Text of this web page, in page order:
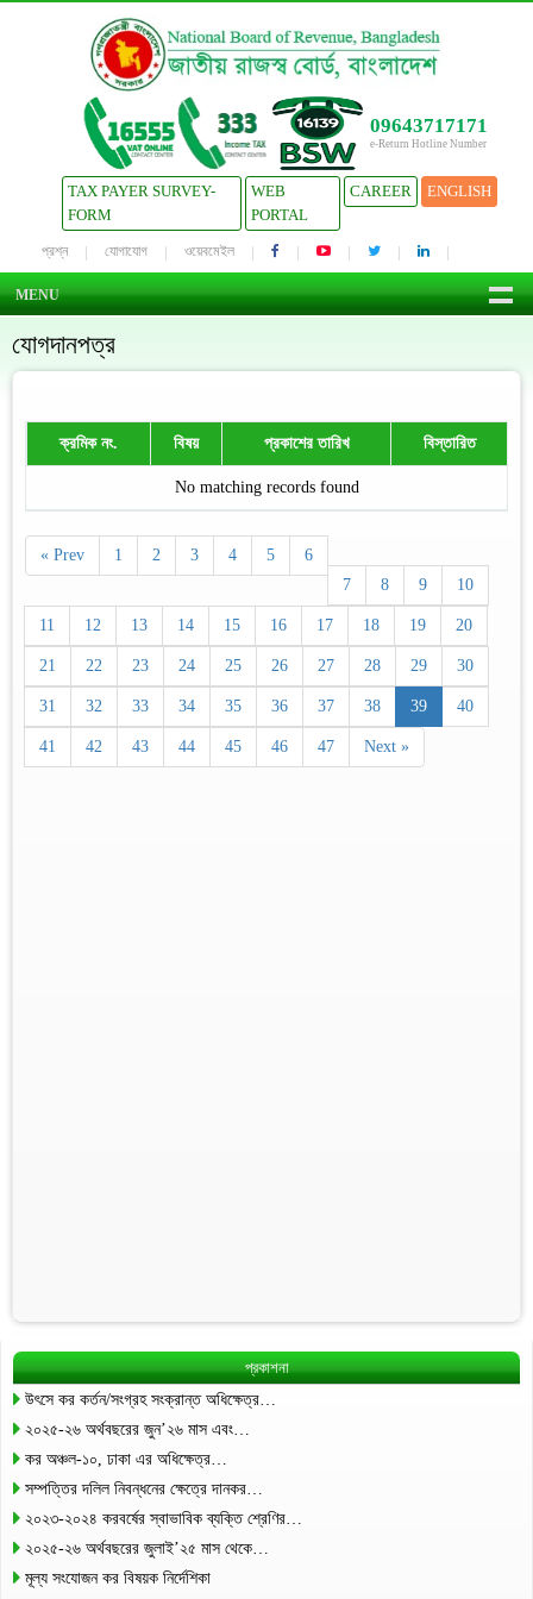
09643717171
e-Return Hotline Number
TAX PAYER SURVEY-
FORM
WEB
PORTAL
CAREER ENGLISH
প্রশ্ন যোগাযোগ ওয়েবমেইল
MENU
যোগদানপত্র
ক্রমিক নং. বিষয় প্রকাশের তারিখ বিস্তারিত
No matching records found
« Prev 1 2 3 4 5
6
7
8 9 10
11 12 13 14 15 16 17 18 19 20
21 22 23 24 25 26 27 28 29 30
31 32 33 34 35 36 37 38 39 40
41 42 43 44 45 46 47 Next »
প্রকাশনা
উৎসে কর কর্তন/সংগ্রহ সংক্রান্ত অধিক্ষেত্র…
২০২৫-২৬ অর্থবছরের জুন’২৬ মাস এবং…
কর অঞ্চল-১০, ঢাকা এর অধিক্ষেত্র…
সম্পত্তির দলিল নিবন্ধনের ক্ষেত্রে দানকর…
২০২৩-২০২৪ করবর্ষের স্বাভাবিক ব্যক্তি শ্রেণির…
২০২৫-২৬ অর্থবছরের জুলাই’২৫ মাস থেকে…
মূল্য সংযোজন কর বিষয়ক নির্দেশিকা